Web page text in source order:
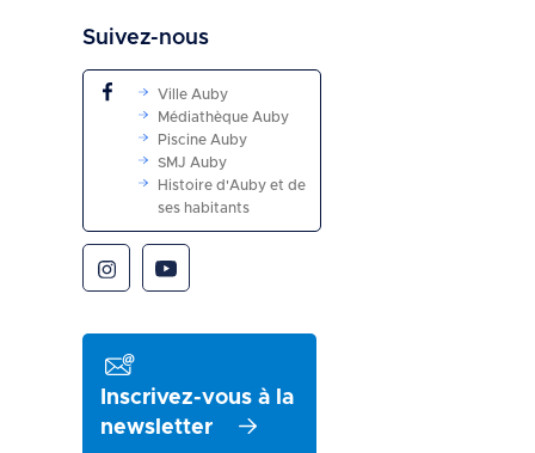
Suivez-nous
Ville Auby
Médiathèque Auby
Piscine Auby
SMJ Auby
Histoire d'Auby et de
ses habitants
Inscrivez-vous à la
newsletter